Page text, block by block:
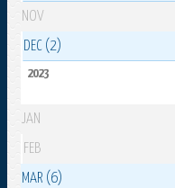
NOV
DEC (2)
2023
JAN
FEB
MAR (6)